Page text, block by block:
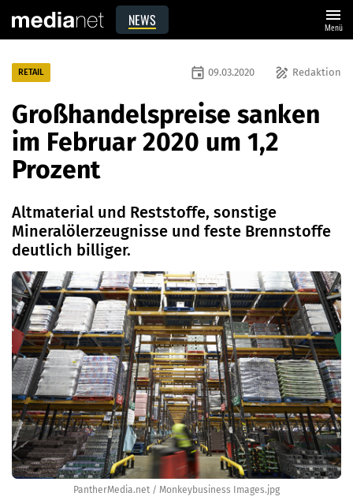
NEWS menu
Menü
PantherMedia.net / Monkeybusiness Images.jpg
RETAIL draw Redaktion
event 09.03.2020
Großhandelspreise sanken
im Februar 2020 um 1,2
Prozent
Altmaterial und Reststoffe, sonstige
Mineralölerzeugnisse und feste Brennstoffe
deutlich billiger.